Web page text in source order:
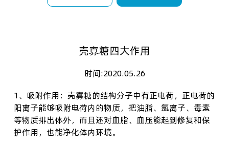
壳寡糖四大作用
时间:2020.05.26
1、吸附作用：壳寡糖的结构分子中有正电荷，正电荷的
阳离子能够吸附电荷内的物质，把油脂、氯离子、毒素
等物质排出体外，而且还对血脂、血压能起到修复和保
护作用，也能净化体内环境。